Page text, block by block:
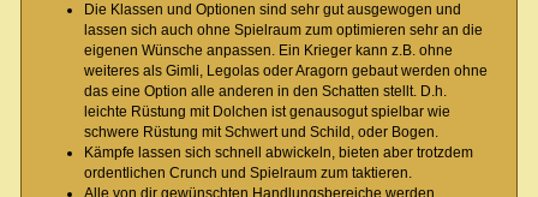
Die Klassen und Optionen sind sehr gut ausgewogen und
lassen sich auch ohne Spielraum zum optimieren sehr an die
eigenen Wünsche anpassen. Ein Krieger kann z.B. ohne
weiteres als Gimli, Legolas oder Aragorn gebaut werden ohne
das eine Option alle anderen in den Schatten stellt. D.h.
leichte Rüstung mit Dolchen ist genausogut spielbar wie
schwere Rüstung mit Schwert und Schild, oder Bogen.
Kämpfe lassen sich schnell abwickeln, bieten aber trotzdem
ordentlichen Crunch und Spielraum zum taktieren.
Alle von dir gewünschten Handlungsbereiche werden